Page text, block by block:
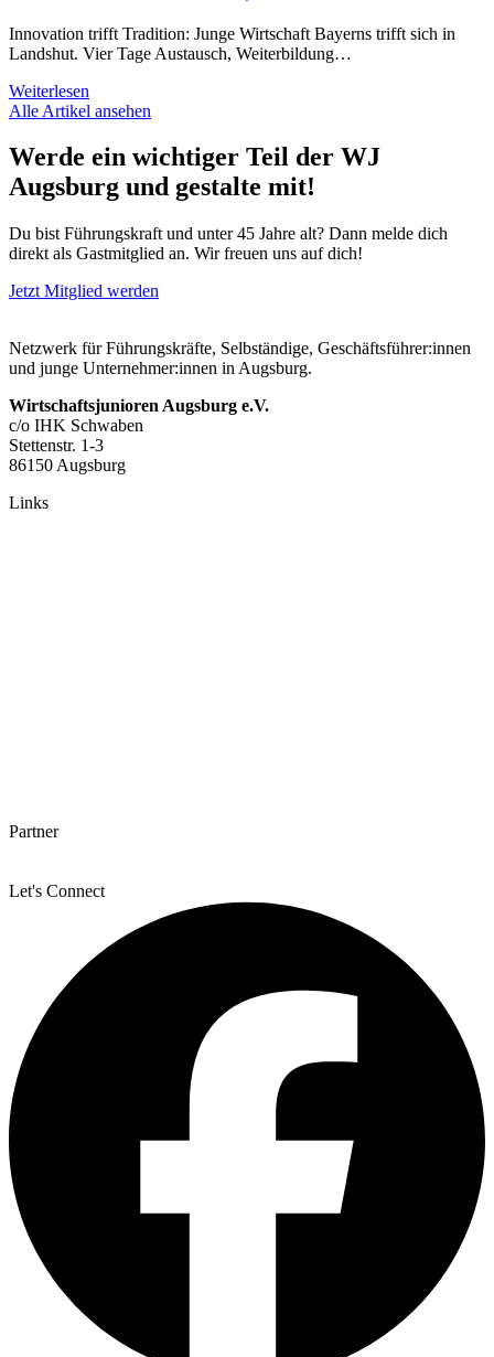
Innovation trifft Tradition: Junge Wirtschaft Bayerns trifft sich in
Landshut. Vier Tage Austausch, Weiterbildung…
Weiterlesen
Alle Artikel ansehen
Werde ein wichtiger Teil der WJ
Augsburg und gestalte mit!
Du bist Führungskraft und unter 45 Jahre alt? Dann melde dich
direkt als Gastmitglied an. Wir freuen uns auf dich!
Jetzt Mitglied werden
Netzwerk für Führungskräfte, Selbständige, Geschäftsführer:innen
und junge Unternehmer:innen in Augsburg.
Wirtschaftsjunioren Augsburg e.V.
c/o IHK Schwaben
Stettenstr. 1-3
86150 Augsburg
Links
Partner
Let's Connect